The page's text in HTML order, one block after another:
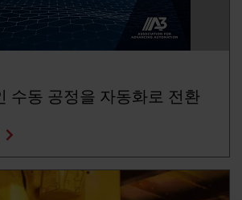
수동 공정을 자동화로 전환